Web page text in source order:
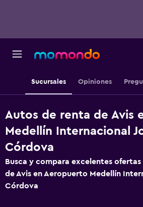
Sucursales Opiniones
Autos de renta de Avis
Medellín Internacional
Córdova
Busca y compara excelentes
de Avis en Aeropuerto Medellín
Córdova